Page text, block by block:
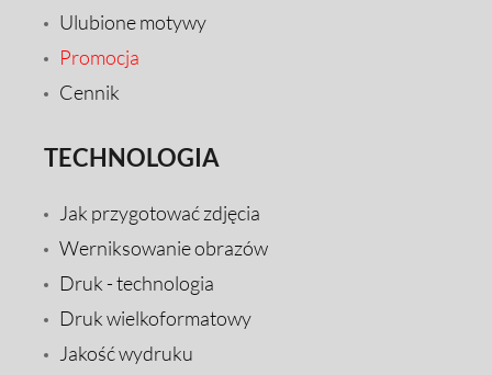
Ulubione motywy
Promocja
Cennik
TECHNOLOGIA
Jak przygotować zdjęcia
Werniksowanie obrazów
Druk - technologia
Druk wielkoformatowy
Jakość wydruku